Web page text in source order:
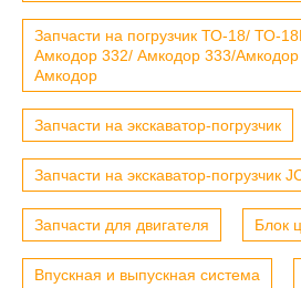
Запчасти на погрузчик ТО-18/ ТО-
Амкодор 332/ Амкодор 333/
Амкодор
Запчасти на экскаватор-погрузчик
Запчасти на экскаватор-погрузчик
Запчасти для двигателя Блок
Впускная и выпускная система